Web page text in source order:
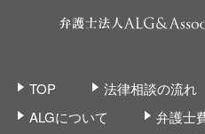
TOP 法律相談の流れ
ALGについて
弁護士